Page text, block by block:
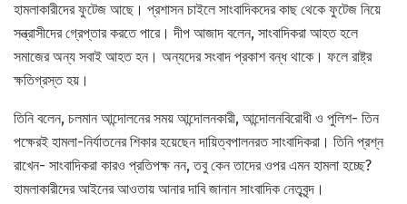
হামলাকারীদের ফুটেজ আছে। প্রশাসন চাইলে সাংবাদিকদের কাছ থেকে ফুটেজ নিয়ে
সন্ত্রাসীদের গ্রেপ্তার করতে পারে। দীপ আজাদ বলেন, সাংবাদিকরা আহত হলে
সমাজের অন্য সবাই আহত হন। অন্যদের সংবাদ প্রকাশ বন্ধ থাকে। ফলে রাষ্ট্র
ক্ষতিগ্রস্ত হয়।
তিনি বলেন, চলমান আন্দোলনের সময় আন্দোলনকারী, আন্দোলনবিরোধী ও পুলিশ- তিন
পক্ষেরই হামলা-নির্যাতনের শিকার হয়েছেন দায়িত্বপালনরত সাংবাদিকরা। তিনি প্রশ্ন
রাখেন- সাংবাদিকরা কারও প্রতিপক্ষ নন, তবু কেন তাদের ওপর এমন হামলা হচ্ছে?
হামলাকারীদের আইনের আওতায় আনার দাবি জানান সাংবাদিক নেতৃবৃন্দ।